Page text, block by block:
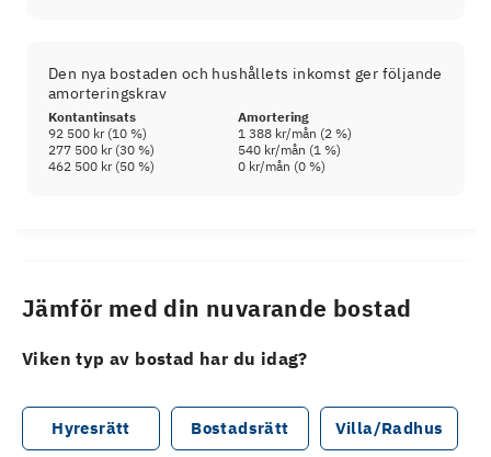
Den nya bostaden och hushållets inkomst ger följande
amorteringskrav
Kontantinsats
Amortering
92 500 kr(10 %) 1 388 kr/mån (2 %)
277 500 kr(30 %) 540 kr/mån (1 %)
462 500 kr(50 %) 0 kr/mån (0 %)
Jämför med din nuvarande bostad
Viken typ av bostad har du idag?
Hyresrätt Bostadsrätt Villa/Radhus